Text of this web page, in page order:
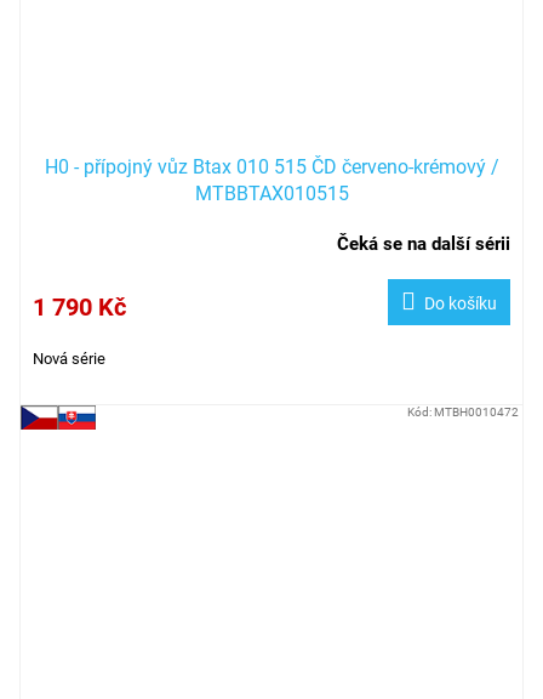
H0 - přípojný vůz Btax 010 515 ČD červeno-krémový /
MTBBTAX010515
Čeká se na další sérii
1 790 Kč Do košíku
Nová série
Kód:MTBH0010472